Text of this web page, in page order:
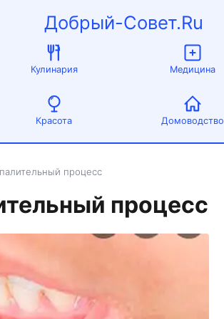
Добрый-Совет.Ru
Кулинария Медицина
Красота Домоводство
процесс
процесс